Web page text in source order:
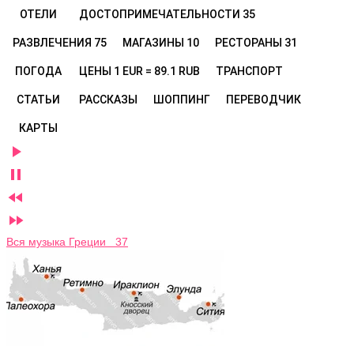
ОТЕЛИ ДОСТОПРИМЕЧАТЕЛЬНОСТИ 35
РАЗВЛЕЧЕНИЯ 75 МАГАЗИНЫ 10 РЕСТОРАНЫ 31
ПОГОДА ЦЕНЫ 1 EUR = 89.1 RUB ТРАНСПОРТ
СТАТЬИ РАССКАЗЫ ШОППИНГ ПЕРЕВОДЧИК
КАРТЫ




Вся музыка Греции 37